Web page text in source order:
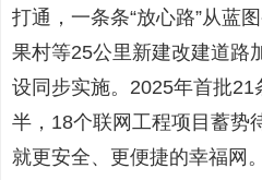
打通，一条条“放心路”从蓝
果村等25公里新建改建道路
设同步实施。2025年首批
半，18个联网工程项目蓄势
就更安全、更便捷的幸福网。